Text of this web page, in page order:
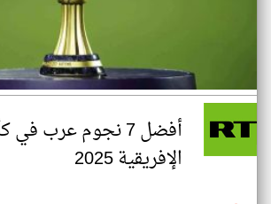
أفضل 7 نجوم عرب
الإفريقية 2025